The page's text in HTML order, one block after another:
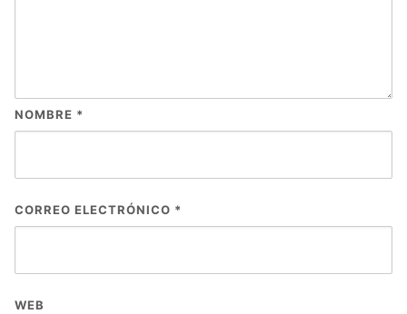
NOMBRE *
CORREO ELECTRÓNICO *
WEB